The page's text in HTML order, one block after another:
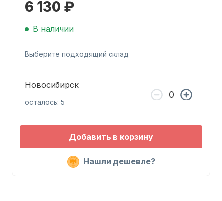
6 130 ₽
В наличии
Выберите подходящий склад
Новосибирск
осталось: 5
Добавить в корзину
Нашли дешевле?